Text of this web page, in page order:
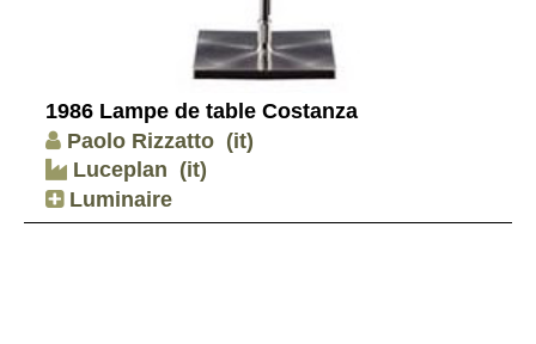
1986 Lampe de table Costanza
Paolo Rizzatto (it)
Luceplan (it)
Luminaire